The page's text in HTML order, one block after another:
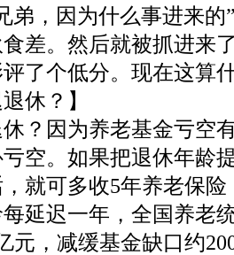
弟，因为什么事进来的
差。然后就被抓进来
了个低分。现在这算
退休？】
？因为养老基金亏空
空。如果把退休年龄
就可多收5年养老保
延迟一年，全国养老
元，减缓基金缺口约